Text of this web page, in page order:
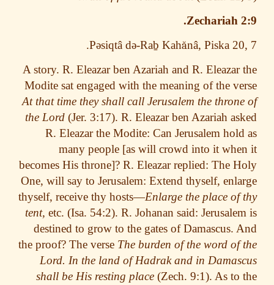
Zechariah
Pəsiqtâ də-RaḇKahănâ , Piska
A story. R. Eleazar ben Azariah and R.
Modite sat engaged with the meaning of the
At that time they shall call Jerusalem the
the Lord(Jer. 3:17). R. Eleazar ben Azariah
R. Eleazar the Modite: Can Jerusalem
many people [as will crowd into it
becomes His throne]? R. Eleazar replied: The
One, will say to Jerusalem: Extend thyself,
thyself, receive thy hosts—Enlarge the place
tent,etc. (Isa. 54:2). R. Johanan said:
destined to grow to the gates of Damascus.
the proof? The verseThe burden of the word
Lord. In the land of Hadrak and in
shall be His resting place (Zech. 9:1). As